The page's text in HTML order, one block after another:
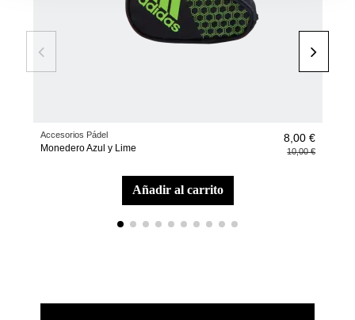
Accesorios Pádel
Monedero Azul y Lime
8,00 €
10,00 €
añadir al carrito